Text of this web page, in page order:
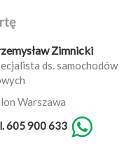
Zimnicki
ds. samochodów
Warszawa
605 900 633